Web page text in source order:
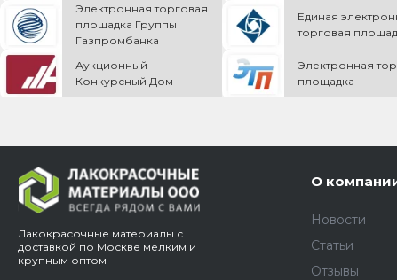
Электронная торговая
площадка Группы
Газпромбанка
Единая
торговая
Аукционный
Конкурсный Дом
Электронная
площадка
Лакокрасочные материалы с
доставкой по Москве мелким и
крупным оптом
О
Новости
Статьи
Отзывы